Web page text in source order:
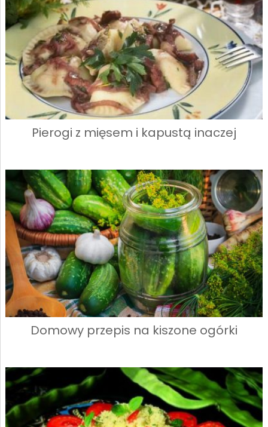
Pierogi z mięsem i kapustą inaczej
Domowy przepis na kiszone ogórki